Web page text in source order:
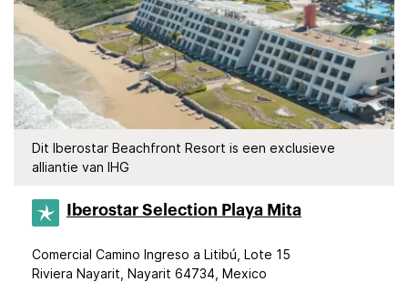
Dit Iberostar Beachfront Resort is een exclusieve
alliantie van IHG
Iberostar Selection​ Playa Mita
Comercial Camino Ingreso a Litibú, Lote 15
Riviera Nayarit, Nayarit 64734, Mexico